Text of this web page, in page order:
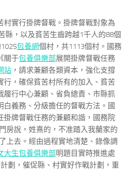
村實行掛牌督戰。掛牌督戰對象為
縣，以及貧苦生齒跨越1千人的88個
包養網個村，共1113個村。國務
關于包養俱樂部展開掛牌督戰任務
站 ，請求兼顧各類資本，強化支撐
行，確保貧苦村所有的加入、貧苦
履行中心兼顧、省負總責、市縣抓
白義務、分級擔任的督戰方法。國
掛牌督戰任務的兼顧和諧，國務院
房說，姓熹的，不准踏入我蘭家的
上去。經由過程實地清楚、錄像調
大生包養俱樂部明題目實時推進處
劃，催促縣、村實好作戰計劃，重